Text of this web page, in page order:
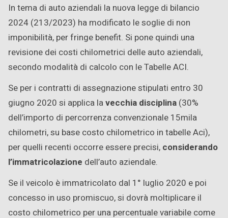
In tema di auto aziendali la nuova legge di bilancio
2024 (213/2023) ha modificato le soglie di non
imponibilità, per fringe benefit. Si pone quindi una
revisione dei costi chilometrici delle auto aziendali,
secondo modalità di calcolo con le Tabelle ACI.
Se per i contratti di assegnazione stipulati entro 30
giugno 2020 si applica lavecchia disciplina (30%
dell’importo di percorrenza convenzionale 15mila
chilometri, su base costo chilometrico in tabelle Aci),
per quelli recenti occorre essere precisi, considerando
l’immatricolazione dell’auto aziendale.
Se il veicolo è immatricolato dal 1° luglio 2020 e poi
concesso in uso promiscuo, si dovrà moltiplicare il
costo chilometrico per una percentuale variabile come